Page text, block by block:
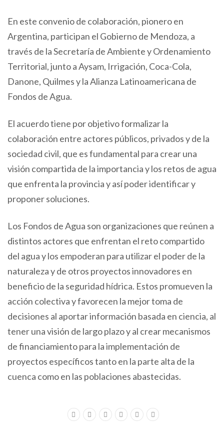
En este convenio de colaboración, pionero en
Argentina, participan el Gobierno de Mendoza, a
través de la Secretaría de Ambiente y Ordenamiento
Territorial, junto a Aysam, Irrigación, Coca-Cola,
Danone, Quilmes y la Alianza Latinoamericana de
Fondos de Agua.
El acuerdo tiene por objetivo formalizar la
colaboración entre actores públicos, privados y de la
sociedad civil, que es fundamental para crear una
visión compartida de la importancia y los retos de agua
que enfrenta la provincia y así poder identificar y
proponer soluciones.
Los Fondos de Agua son organizaciones que reúnen a
distintos actores que enfrentan el reto compartido
del agua y los empoderan para utilizar el poder de la
naturaleza y de otros proyectos innovadores en
beneficio de la seguridad hídrica. Estos promueven la
acción colectiva y favorecen la mejor toma de
decisiones al aportar información basada en ciencia, al
tener una visión de largo plazo y al crear mecanismos
de financiamiento para la implementación de
proyectos específicos tanto en la parte alta de la
cuenca como en las poblaciones abastecidas.